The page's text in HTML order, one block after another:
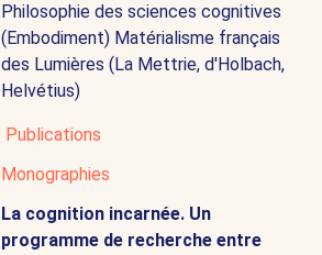
Philosophie des sciences cognitives
(Embodiment) Matérialisme français
des Lumières (La Mettrie, d'Holbach,
Helvétius)
Publications
Monographies
La cognition incarnée. Un
programme de recherche entre